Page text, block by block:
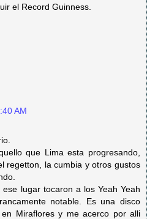
el Record Guinness.
AM
que Lima esta progresando,
regetton, la cumbia y otros gustos
lugar tocaron a los Yeah Yeah
notable. Es una disco
Miraflores y me acerco por alli